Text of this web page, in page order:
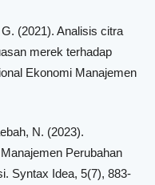
(2021). Analisis citra
merek terhadap
Ekonomi Manajemen
N. (2023).
Perubahan
Syntax Idea, 5(7), 883-